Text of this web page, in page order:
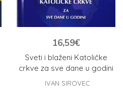
Sveti i blaženi Katoličke
crkve za sve dane u godini
16,59€
IVAN SIROVEC